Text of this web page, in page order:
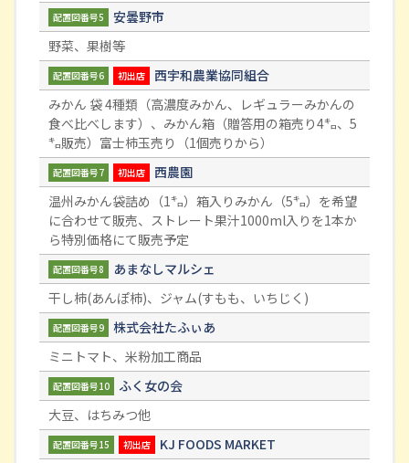
配置図番号5
安曇野市
野菜、果樹等
配置図番号6 初出店
西宇和農業協同組合
みかん 袋 4種類（高濃度みかん、レギュラーみかんの
食べ比べします）、みかん箱（贈答用の箱売り4㌔、5
㌔販売）富士柿玉売り（1個売りから）
配置図番号7 初出店
西農園
温州みかん袋詰め（1㌔）箱入りみかん（5㌔）を希望
に合わせて販売、ストレート果汁1000ml入りを1本か
ら特別価格にて販売予定
配置図番号8
あまなしマルシェ
干し柿(あんぽ柿)、ジャム(すもも、いちじく)
配置図番号9
株式会社たふぃあ
ミニトマト、米粉加工商品
配置図番号10
ふく女の会
大豆、はちみつ他
配置図番号15 初出店
KJ FOODS MARKET